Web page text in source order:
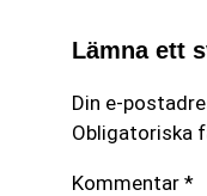
Lämna ett
Din e-
Obligatoriska
Kommentar *